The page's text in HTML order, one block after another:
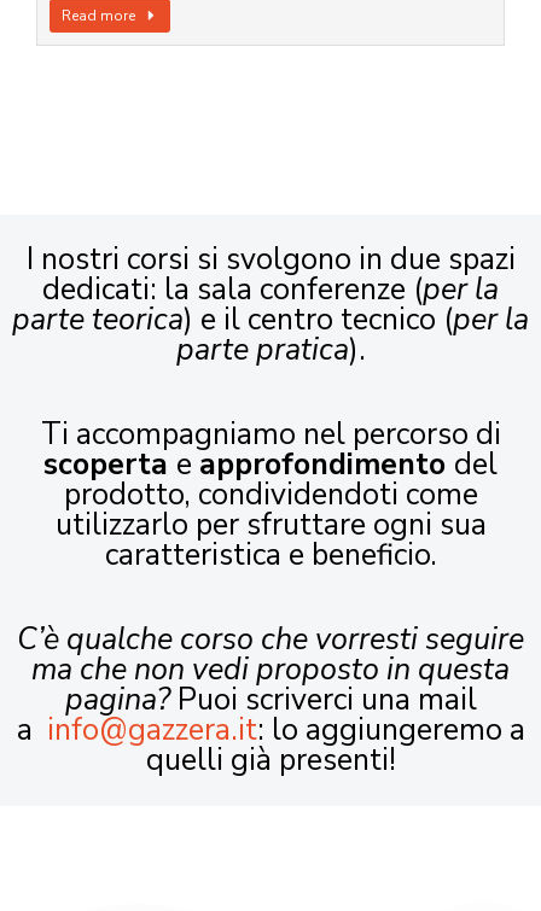
Read more
I nostri corsi si svolgono in due spazi
dedicati: la sala conferenze (per la
parte teorica) e il centro tecnico (per la
parte pratica).
Ti accompagniamo nel percorso di
scoperta e approfondimento del
prodotto, condividendoti come
utilizzarlo per sfruttare ogni sua
caratteristica e beneficio.
C’è qualche corso che vorresti seguire
ma che non vedi proposto in questa
pagina?Puoi scriverci una mail
a info@gazzera.it: lo aggiungeremo a
quelli già presenti!